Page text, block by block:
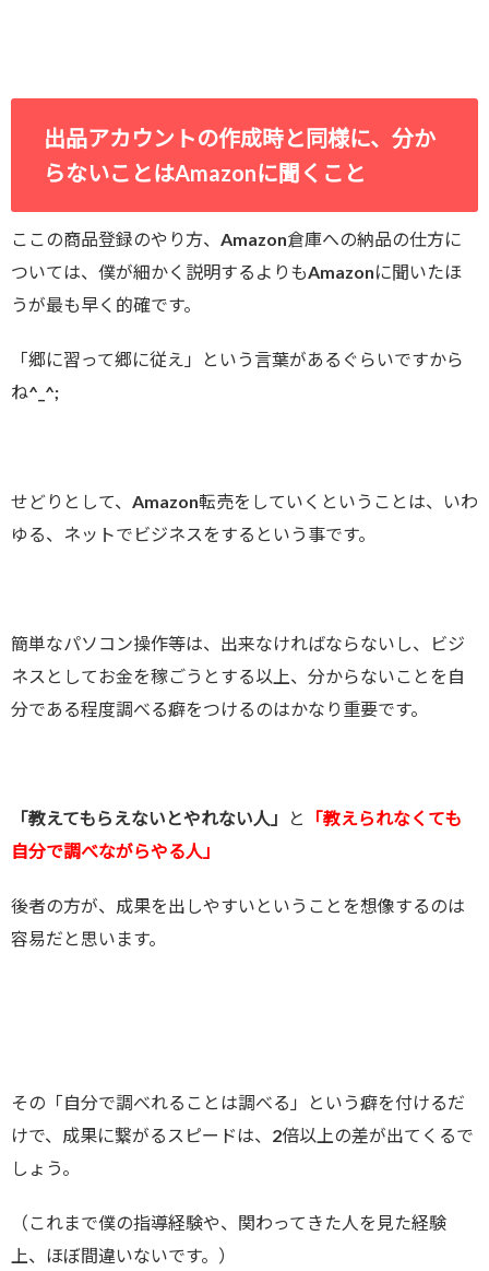
出品アカウントの作成時と同様に、分か
らないことはAmazonに聞くこと
ここの商品登録のやり方、Amazon倉庫への納品の仕方に
ついては、僕が細かく説明するよりもAmazonに聞いたほ
うが最も早く的確です。
「郷に習って郷に従え」という言葉があるぐらいですから
ね^_^;
せどりとして、Amazon転売をしていくということは、いわ
ゆる、ネットでビジネスをするという事です。
簡単なパソコン操作等は、出来なければならないし、ビジ
ネスとしてお金を稼ごうとする以上、分からないことを自
分である程度調べる癖をつけるのはかなり重要です。
「教えてもらえないとやれない人」 と
「教えられなくても
自分で調べながらやる人」
後者の方が、成果を出しやすいということを想像するのは
容易だと思います。
その「自分で調べれることは調べる」という癖を付けるだ
けで、成果に繋がるスピードは、2倍以上の差が出てくるで
しょう。
（これまで僕の指導経験や、関わってきた人を見た経験
上、ほぼ間違いないです。）